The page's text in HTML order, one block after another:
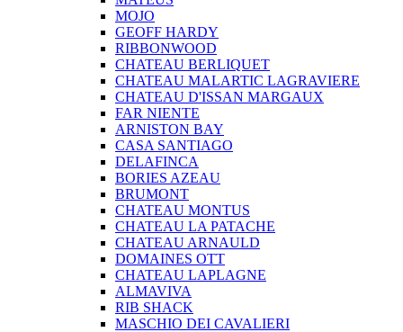
MOJO
GEOFF HARDY
RIBBONWOOD
CHATEAU BERLIQUET
CHATEAU MALARTIC LAGRAVIERE
CHATEAU D'ISSAN MARGAUX
FAR NIENTE
ARNISTON BAY
CASA SANTIAGO
DELAFINCA
BORIES AZEAU
BRUMONT
CHATEAU MONTUS
CHATEAU LA PATACHE
CHATEAU ARNAULD
DOMAINES OTT
CHATEAU LAPLAGNE
ALMAVIVA
RIB SHACK
MASCHIO DEI CAVALIERI